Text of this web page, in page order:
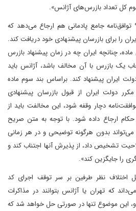
کل تعداد بازرس‌های آژانس».
این کارشناس به بند اول ماده ۹ توافق‌نامه جامع پادمانی هم ارجاع می‌دهد که
را برای بازرسان پیشنهادی خود دریافت کند.
چنانچه ایران چه در زمان پیشنهاد بازرس
یک بازرس با آن مخالف باشد، آژانس باید
ایران پیشنهاد کند. براساس بند سوم ماده
دولت ایران از قبول بازرسان پیشنهادی
دچار وقفه شود، این مخالفت باید از
ارجاع داده شود. با توجه به متن صریح
می‌تواند بدون هرگونه توضیحی و در هر زمانی
تشخیص داد، از پذیرش آنها اجتناب کند و
را جایگزین کند».
اختلاف نظر طرفین بر سر توقف اجرای کد
آن می‌داند که تهران یا آژانس بتوانند در مذاکرات
او، این موضوع تنها در صورتی حل خواهد شد که